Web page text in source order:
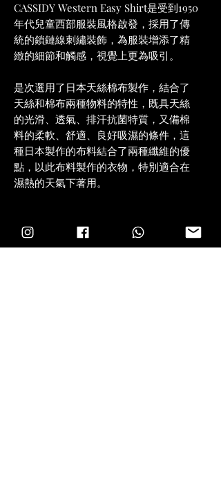
CASSIDY Western Easy Shirt是受到1950
年代兒童西部服裝風格啟發，採用了傳
統的鎖鏈線刺繡裝飾，為服裝增添了精
緻的細節和觸感，視覺上更為吸引。
是次選用了日本天絲棉布製作，結合了
天絲和棉布兩種物料的特性，既具天絲
的光滑、透氣、排汗抗菌特質，又備棉
料的柔軟、舒適、良好吸濕的條件，這
種日本製作的布料結合了兩種纖維的優
點，以此布料製作的衣物，特別適合在
濕熱的天氣下著用。
M
Length 68cm